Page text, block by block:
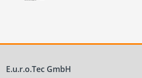
E.u.r.o.Tec GmbH